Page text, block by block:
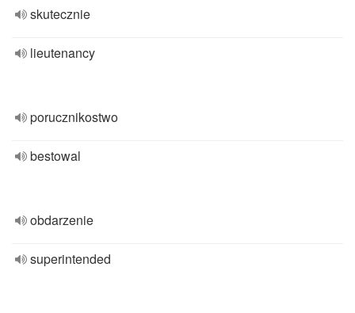
skutecznie
lieutenancy
porucznikostwo
bestowal
obdarzenie
superintended